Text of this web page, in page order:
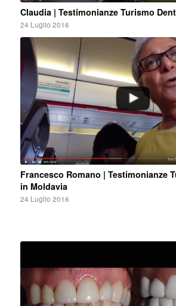
Claudia | Testimonianze Turismo
24 Luglio 2016
Francesco Romano | Testimonianze
in Moldavia
24 Luglio 2016